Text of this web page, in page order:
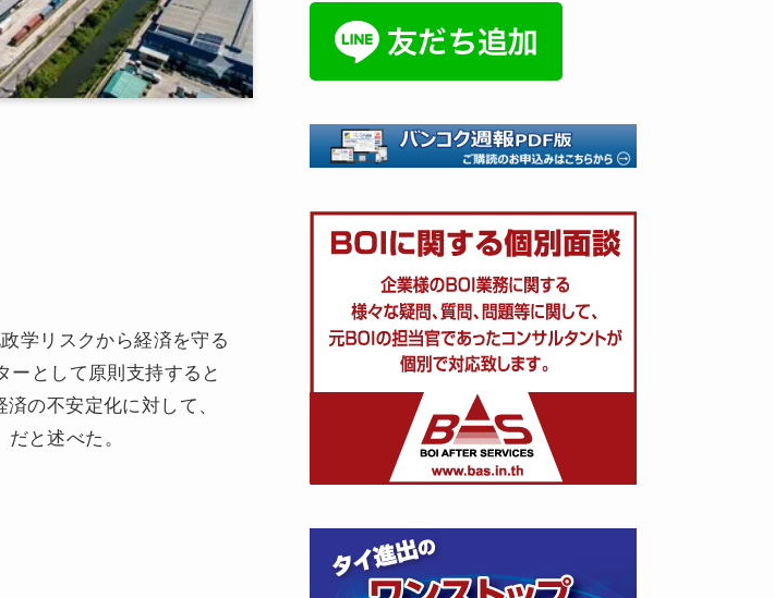
学リスクから経済を守る
ーとして原則支持すると
の不安定化に対して、
と述べた。